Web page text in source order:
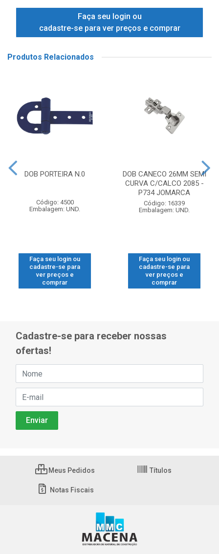
Faça seu login ou
cadastre-se para ver preços e comprar
Produtos Relacionados
DOB PORTEIRA N.0
Código: 4500
Embalagem: UND.
Faça seu login ou
cadastre-se para
ver preços e
comprar
DOB CANECO 26MM SEMI
CURVA C/CALCO 2085 -
P734 JOMARCA
Código: 16339
Embalagem: UND.
Faça seu login ou
cadastre-se para
ver preços e
comprar
Cadastre-se para receber nossas
ofertas!
Meus Pedidos Títulos
Notas Fiscais